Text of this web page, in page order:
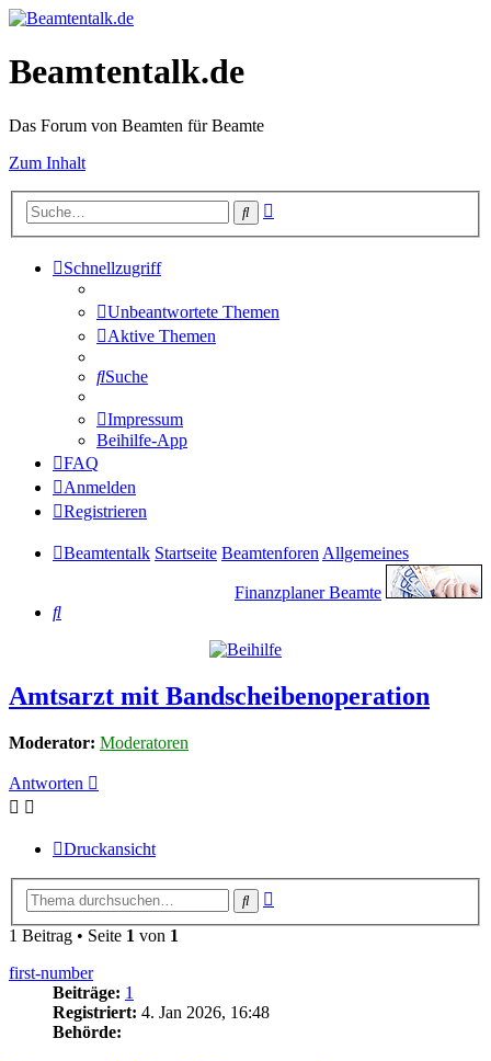
Beamtentalk.de
Das Forum von Beamten für Beamte
Zum Inhalt
Suche
Schnellzugriff
Unbeantwortete Themen
Aktive Themen
Suche
Impressum
Beihilfe-App
FAQ
Anmelden
Registrieren
Beamtentalk Startseite BeamtenforenAllgemeines
Finanzplaner Beamte
Suche
Amtsarzt mit Bandscheibenoperation
Moderator: Moderatoren
Antworten
Druckansicht
Suche
1 Beitrag • Seite 1 von 1
first-number
Beiträge: 1
Registriert: 4. Jan 2026, 16:48
Behörde: